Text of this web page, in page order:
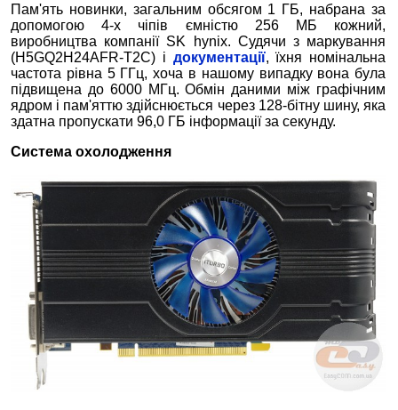
Пам'ять новинки, загальним обсягом 1 ГБ, набрана за
допомогою 4-х чіпів ємністю 256 МБ кожний,
виробництва компанії SK hynix. Судячи з маркування
(H5GQ2H24AFR-T2C) і документації, їхня номінальна
частота рівна 5 ГГц, хоча в нашому випадку вона була
підвищена до 6000 МГц. Обмін даними між графічним
ядром і пам'яттю здійснюється через 128-бітну шину, яка
здатна пропускати 96,0 ГБ інформації за секунду.
Система охолодження